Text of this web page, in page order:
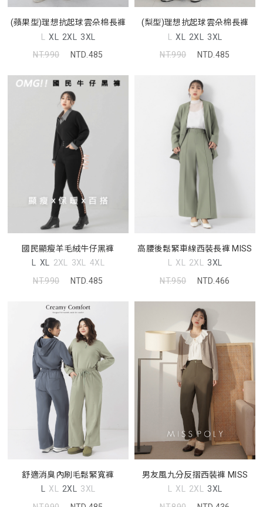
(蘋果型)理想抗起球雲朵棉長褲
L XL 2XL 3XL
NT.990
NTD.485
(梨型)理想抗起球雲朵棉長褲
L XL 2XL 3XL
NT.990
NTD.485
國民顯瘦羊毛絨牛仔黑褲
L XL 2XL 3XL 4XL
NT.990
NTD.485
高腰後鬆緊車線西裝長褲 MISS
L XL 2XL 3XL
NT.950
NTD.466
舒適消臭內刷毛鬆緊寬褲
L XL 2XL 3XL
男友風九分反摺西裝褲 MISS
L XL 2XL 3XL